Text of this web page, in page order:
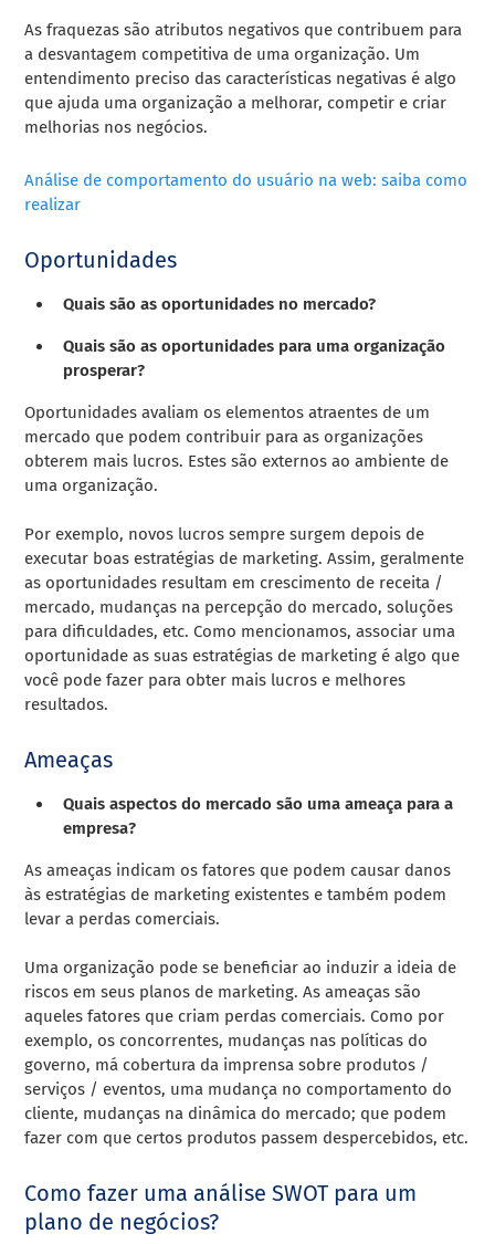
As fraquezas são atributos negativos que contribuem para
a desvantagem competitiva de uma organização. Um
entendimento preciso das características negativas é algo
que ajuda uma organização a melhorar, competir e criar
melhorias nos negócios.
Análise de comportamento do usuário na web: saiba como
realizar
Oportunidades
Quais são as oportunidades no mercado?
Quais são as oportunidades para uma organização
prosperar?
Oportunidades avaliam os elementos atraentes de um
mercado que podem contribuir para as organizações
obterem mais lucros. Estes são externos ao ambiente de
uma organização.
Por exemplo, novos lucros sempre surgem depois de
executar boas estratégias de marketing. Assim, geralmente
as oportunidades resultam em crescimento de receita /
mercado, mudanças na percepção do mercado, soluções
para dificuldades, etc. Como mencionamos, associar uma
oportunidade as suas estratégias de marketing é algo que
você pode fazer para obter mais lucros e melhores
resultados.
Ameaças
Quais aspectos do mercado são uma ameaça para a
empresa?
As ameaças indicam os fatores que podem causar danos
às estratégias de marketing existentes e também podem
levar a perdas comerciais.
Uma organização pode se beneficiar ao induzir a ideia de
riscos em seus planos de marketing. As ameaças são
aqueles fatores que criam perdas comerciais. Como por
exemplo, os concorrentes, mudanças nas políticas do
governo, má cobertura da imprensa sobre produtos /
serviços / eventos, uma mudança no comportamento do
cliente, mudanças na dinâmica do mercado; que podem
fazer com que certos produtos passem despercebidos, etc.
Como fazer uma análise SWOT para um
plano de negócios?